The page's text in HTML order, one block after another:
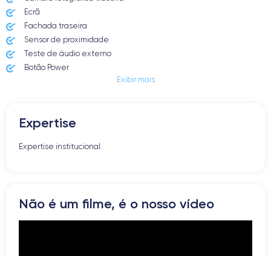
Ecrã
Fachada traseira
Sensor de proximidade
Teste de áudio externo
Botão Power
Entrada Jack ou Lightening
Altifalante
Botão Home
Vibrador
Prise USB
Exibir mais
Expertise
Expertise institucional.
Não é um filme, é o nosso vídeo